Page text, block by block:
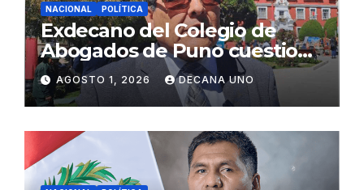
NACIONAL POLÍTICA
Exdecano del Colegio de
Abogados de Puno cuestiona
propuestas sobre seguridad
ciudadana
AGOSTO 1, 2026 DECANA UNO